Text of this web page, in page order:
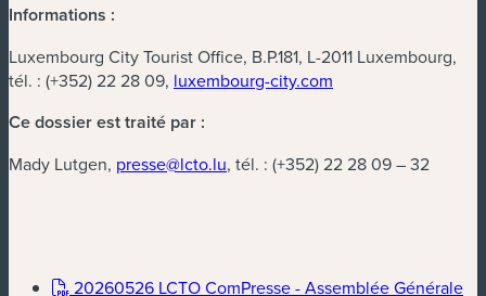
Informations :
Luxembourg City Tourist Office, B.P.181, L-2011 Luxembourg,
tél. : (+352) 22 28 09, luxembourg-city.com
Ce dossier est traité par :
Mady Lutgen, presse@lcto.lu, tél. : (+352) 22 28 09 – 32
20260526 LCTO ComPresse - Assemblée Générale